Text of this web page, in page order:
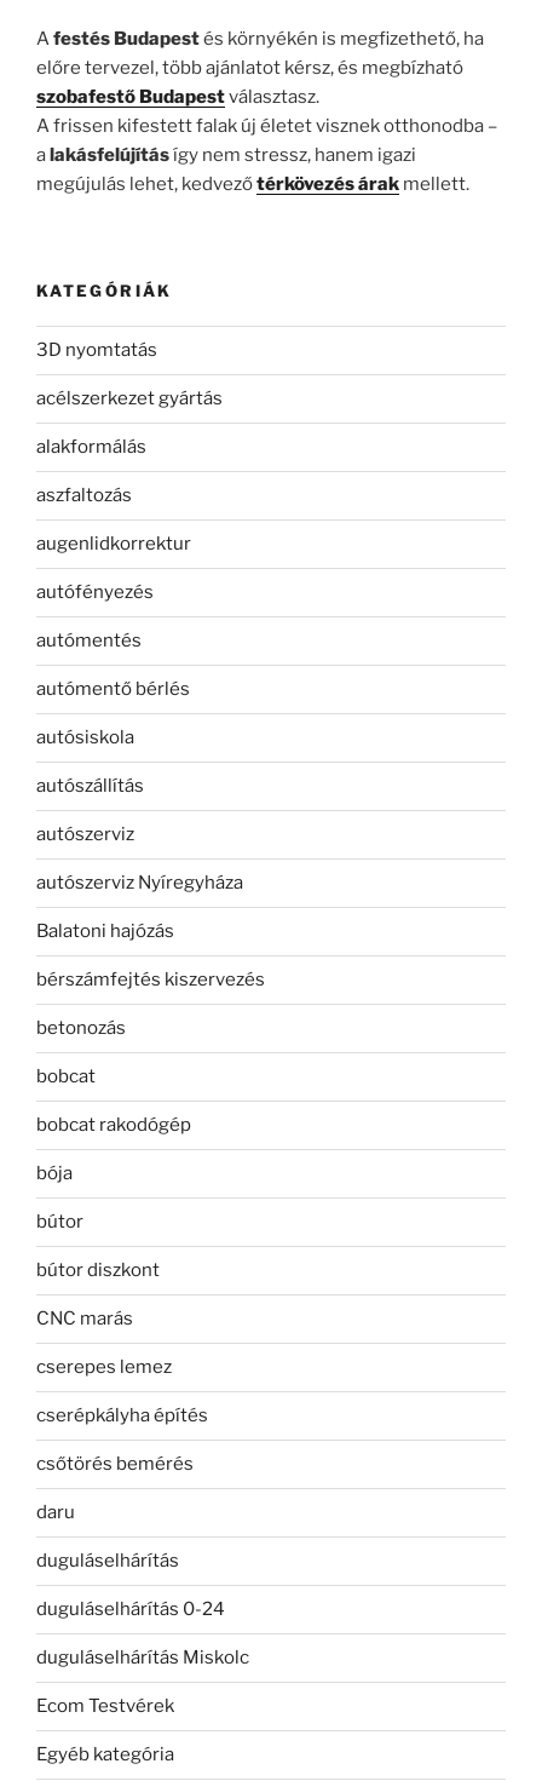
Afestés Budapestés környékén is megfizethető, ha
előre tervezel, több ajánlatot kérsz, és megbízható
szobafestő Budapestválasztasz.
A frissen kifestett falak új életet visznek otthonodba –
alakásfelújításígy nem stressz, hanem igazi
megújulás lehet, kedvezőtérkövezés árak mellett.
KATEGÓRIÁK
3D nyomtatás
acélszerkezet gyártás
alakformálás
aszfaltozás
augenlidkorrektur
autófényezés
autómentés
autómentő bérlés
autósiskola
autószállítás
autószerviz
autószerviz Nyíregyháza
Balatoni hajózás
bérszámfejtés kiszervezés
betonozás
bobcat
bobcat rakodógép
bója
bútor
bútor diszkont
CNC marás
cserepes lemez
cserépkályha építés
csőtörés bemérés
daru
duguláselhárítás
duguláselhárítás 0-24
duguláselhárítás Miskolc
Ecom Testvérek
Egyéb kategória